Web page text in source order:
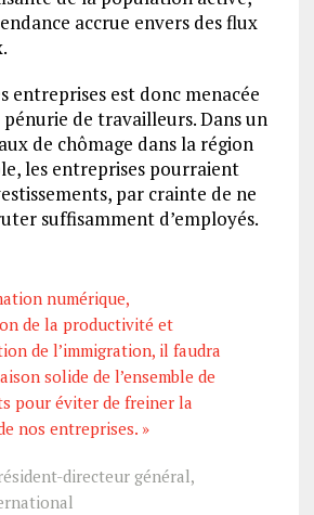
accrue envers des flux
entreprises est donc menacée
de travailleurs. Dans un
de chômage dans la région
les entreprises pourraient
par crainte de ne
suffisamment d’employés.
numérique,
de la productivité et
de l’immigration, il faudra
solide de l’ensemble de
pour éviter de freiner la
nos entreprises. »
directeur général,